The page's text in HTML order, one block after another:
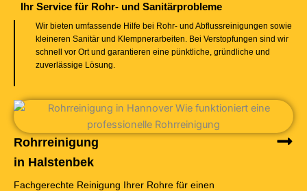
Ihr Service für Rohr- und Sanitärprobleme
Wir bieten umfassende Hilfe bei Rohr- und Abflussreinigungen sowie
kleineren Sanitär und Klempnerarbeiten. Bei Verstopfungen sind wir
schnell vor Ort und garantieren eine pünktliche, gründliche und
zuverlässige Lösung.
Rohrreinigung
in Halstenbek
Fachgerechte Reinigung Ihrer Rohre für einen